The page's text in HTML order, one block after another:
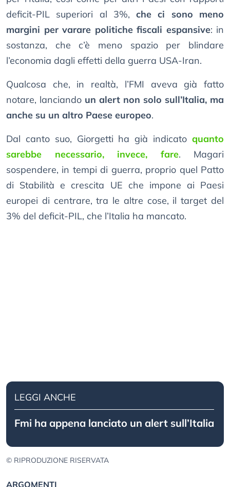
deficit-PIL superiori al 3%,che ci sono meno
margini per varare politiche fiscali espansive: in
sostanza, che c’è meno spazio per blindare
l’economia dagli effetti della guerra USA-Iran.
Qualcosa che, in realtà, l’FMI aveva già fatto
notare, lanciando un alert non solo sull’Italia, ma
anche su un altro Paese europeo.
Dal canto suo, Giorgetti ha già indicato quanto
sarebbe necessario, invece, fare. Magari
sospendere, in tempi di guerra, proprio quel Patto
di Stabilità e crescita UE che impone ai Paesi
europei di centrare, tra le altre cose, il target del
3% del deficit-PIL, che l’Italia ha mancato.
LEGGI ANCHE
Fmi ha appena lanciato un alert sull’Italia
© RIPRODUZIONE RISERVATA
ARGOMENTI